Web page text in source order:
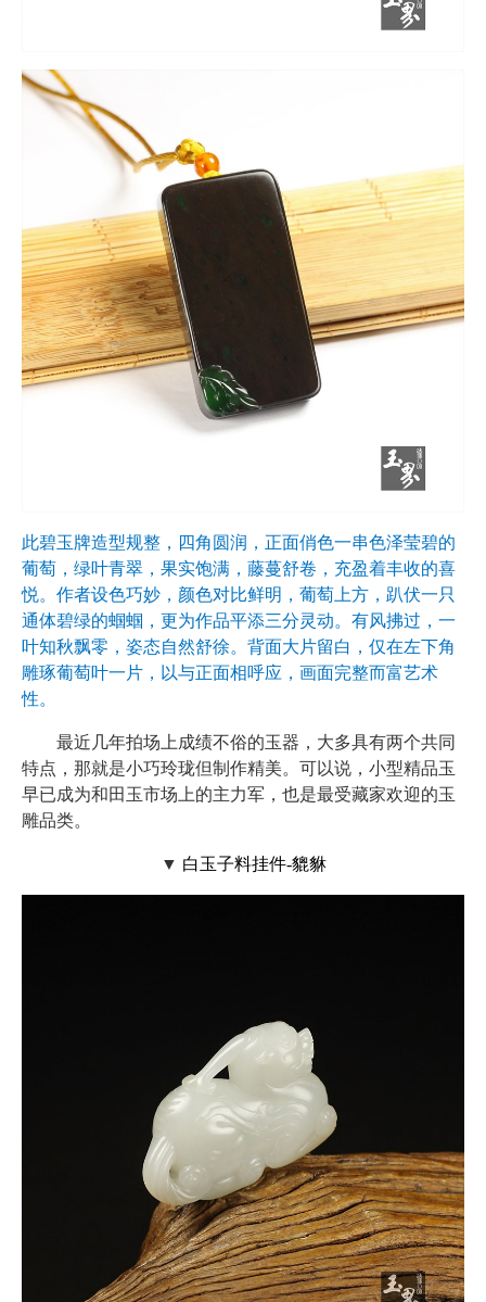
此碧玉牌造型规整，四角圆润，正面俏色一串色泽莹碧的
葡萄，绿叶青翠，果实饱满，藤蔓舒卷，充盈着丰收的喜
悦。作者设色巧妙，颜色对比鲜明，葡萄上方，趴伏一只
通体碧绿的蝈蝈，更为作品平添三分灵动。有风拂过，一
叶知秋飘零，姿态自然舒徐。背面大片留白，仅在左下角
雕琢葡萄叶一片，以与正面相呼应，画面完整而富艺术
性。
最近几年拍场上成绩不俗的玉器，大多具有两个共同
特点，那就是小巧玲珑但制作精美。可以说，小型精品玉
早已成为和田玉市场上的主力军，也是最受藏家欢迎的玉
雕品类。
▼ 白玉子料挂件-貔貅